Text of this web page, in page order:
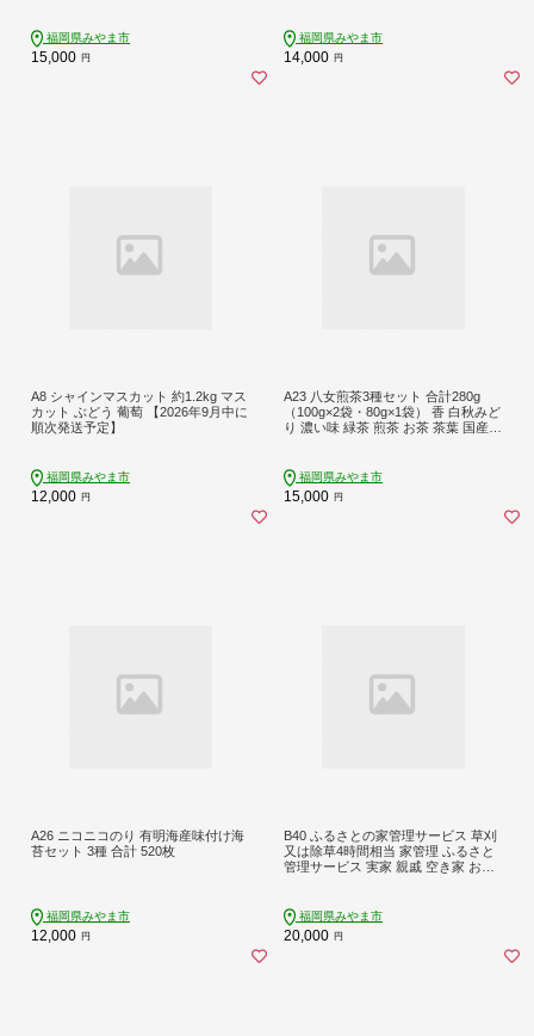
フラワー 冷蔵 福岡県産 国産 福岡県
みやま市
福岡県みやま市
15,000 円
福岡県みやま市
14,000 円
A8 シャインマスカット 約1.2kg マス
カット ぶどう 葡萄 【2026年9月中に
順次発送予定】
福岡県みやま市
12,000 円
A23 八女煎茶3種セット 合計280g
（100g×2袋・80g×1袋） 香 白秋みど
り 濃い味 緑茶 煎茶 お茶 茶葉 国産
福岡県みやま市
15,000 円
A26 ニコニコのり 有明海産味付け海
苔セット 3種 合計 520枚
福岡県みやま市
12,000 円
B40 ふるさとの家管理サービス 草刈
又は除草4時間相当 家管理 ふるさと
管理サービス 実家 親戚 空き家 お手
福岡県みやま市
20,000 円